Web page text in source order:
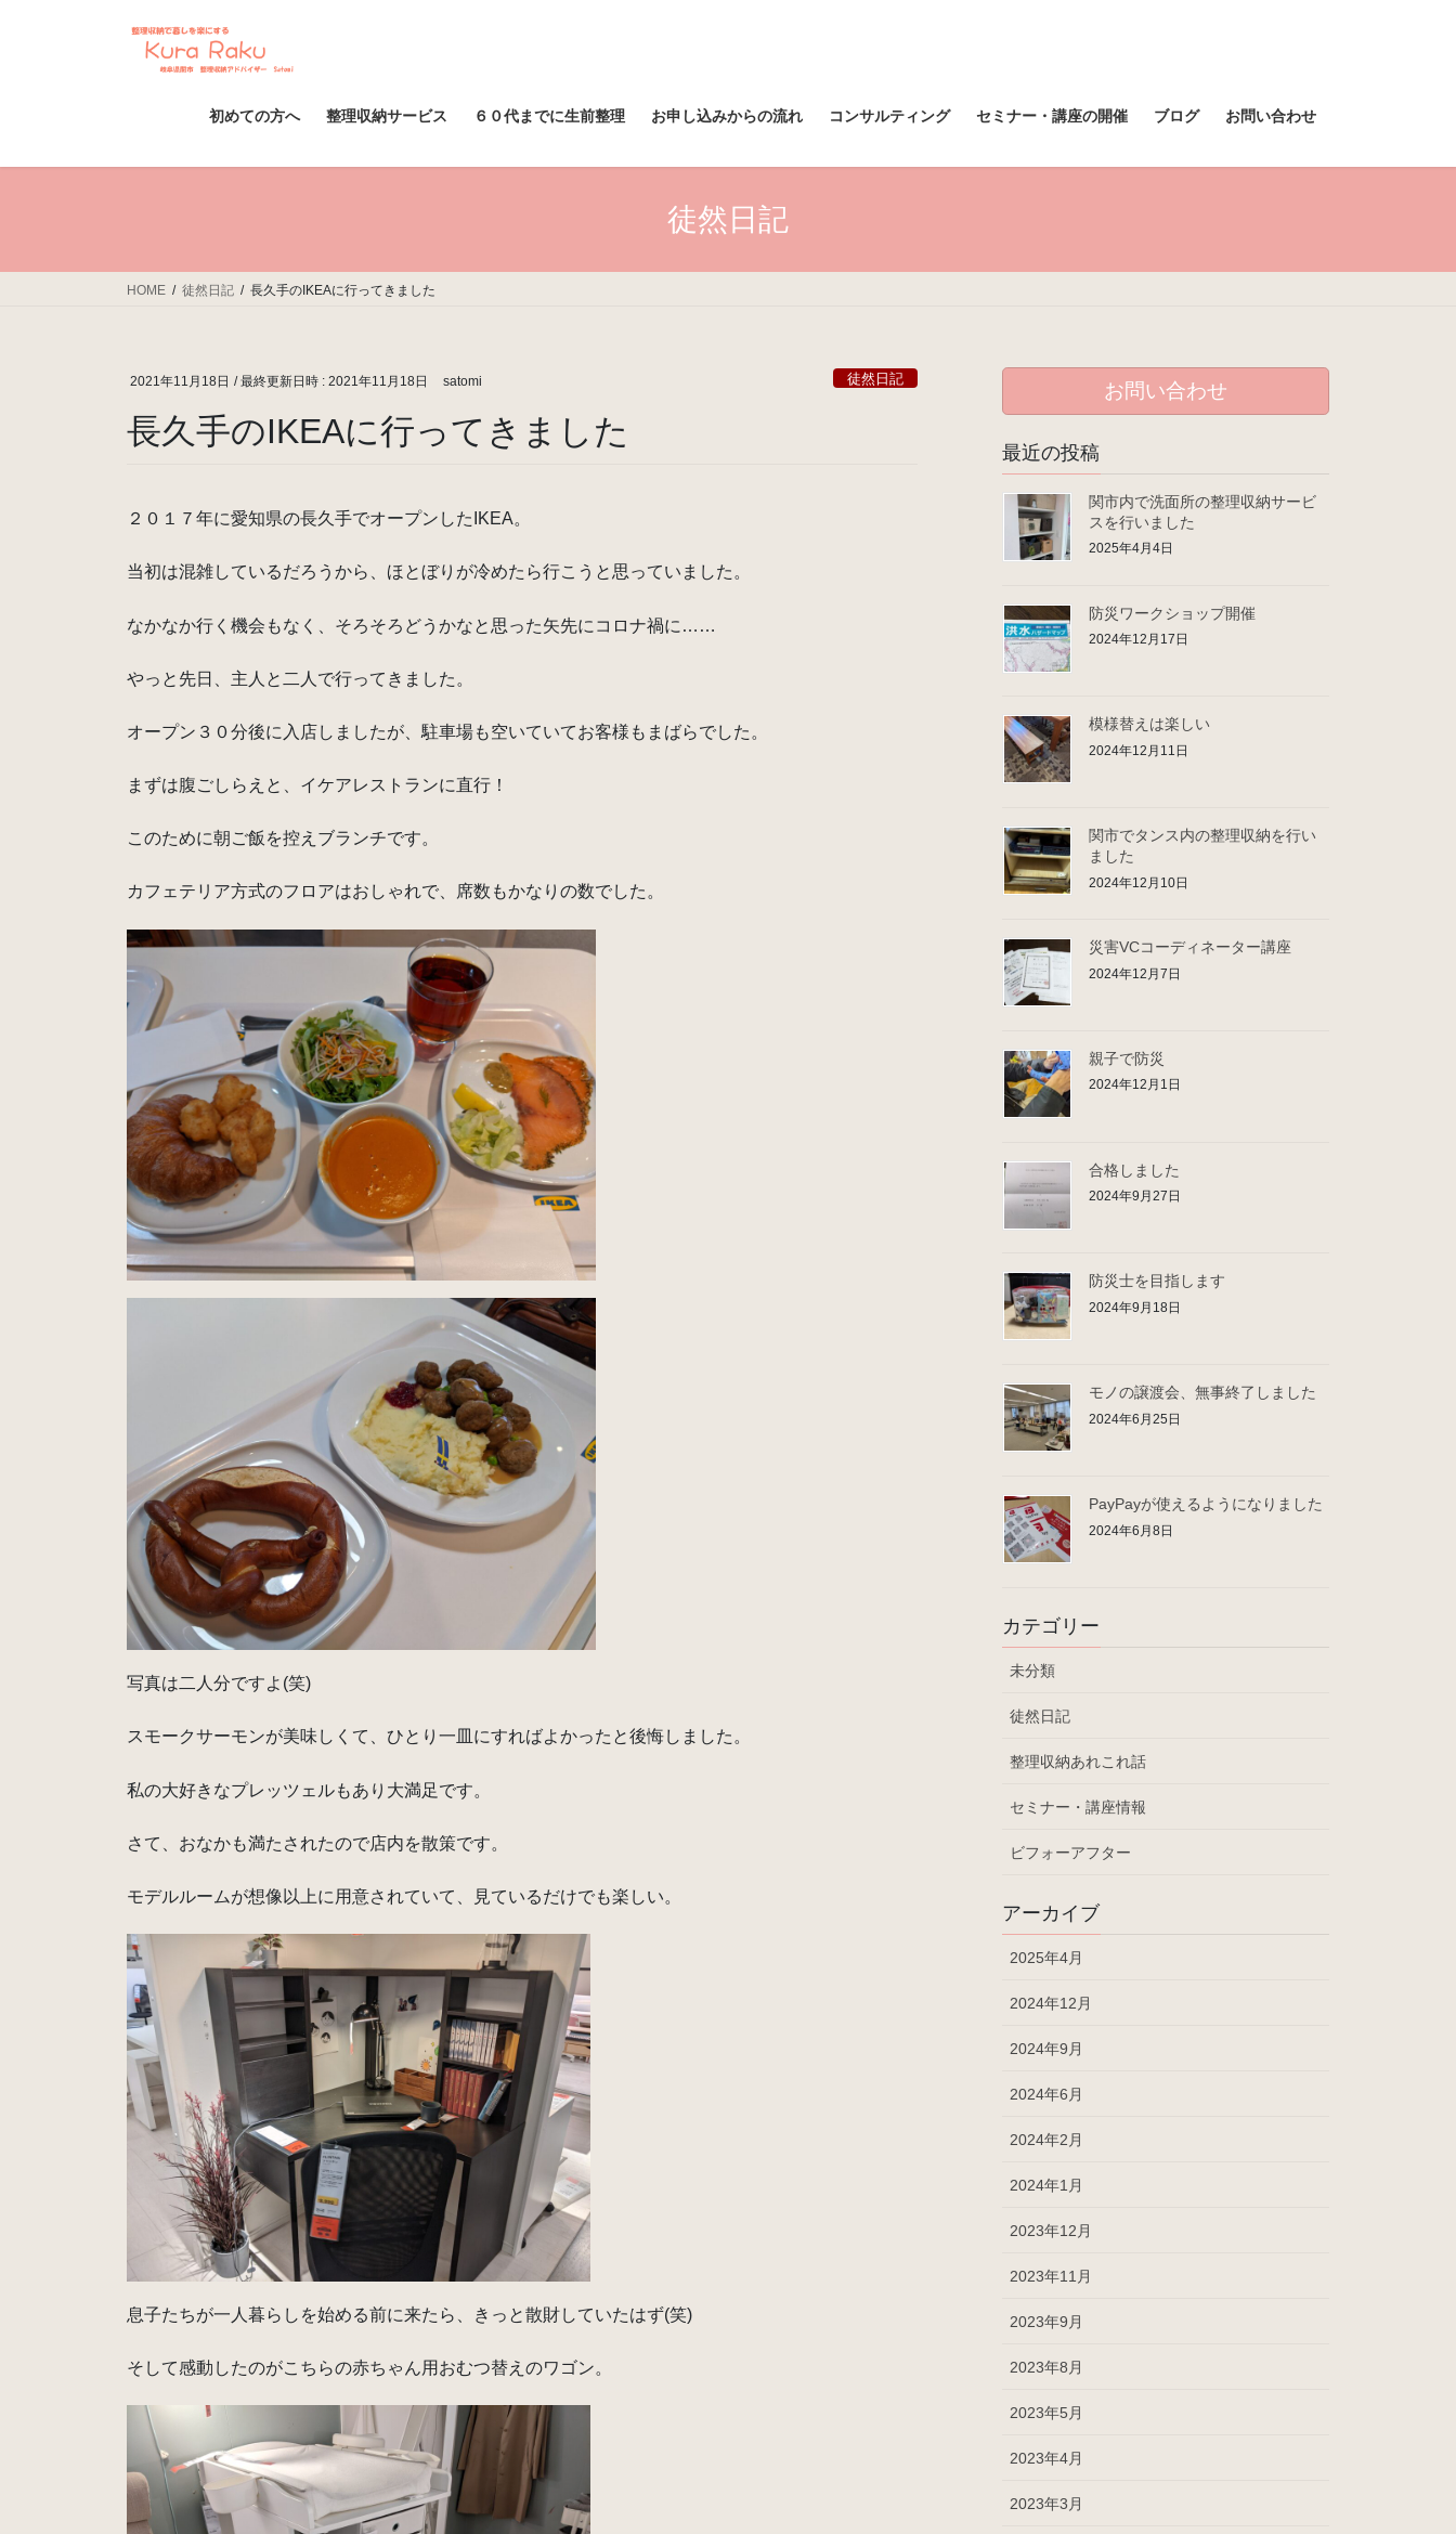
ス
ン
初めての方へ 整理収納サービス ６０代までに生前整理 お申し込みからの流れ コンサルティング セミナー・講座の開催 ブログ お問い合わせ
徒然日記
HOME 徒然日記 長久手のIKEAに行ってきました
2021年11月18日 / 最終更新日時 : 2021年11月18日 satomi 徒然日記
長久手のIKEAに行ってきました
２０１７年に愛知県の長久手でオープンしたIKEA。
当初は混雑しているだろうから、ほとぼりが冷めたら行こうと思っていました。
なかなか行く機会もなく、そろそろどうかなと思った矢先にコロナ禍に……
やっと先日、主人と二人で行ってきました。
オープン３０分後に入店しましたが、駐車場も空いていてお客様もまばらでした。
まずは腹ごしらえと、イケアレストランに直行！
このために朝ご飯を控えブランチです。
カフェテリア方式のフロアはおしゃれで、席数もかなりの数でした。
写真は二人分ですよ(笑)
スモークサーモンが美味しくて、ひとり一皿にすればよかったと後悔しました。
私の大好きなプレッツェルもあり大満足です。
さて、おなかも満たされたので店内を散策です。
モデルルームが想像以上に用意されていて、見ているだけでも楽しい。
息子たちが一人暮らしを始める前に来たら、きっと散財していたはず(笑)
そして感動したのがこちらの赤ちゃん用おむつ替えのワゴン。
お問い合わせ
最近の投稿
関市内で洗面所の整理収納サービ
スを行いました
2025年4月4日
防災ワークショップ開催
2024年12月17日
模様替えは楽しい
2024年12月11日
関市でタンス内の整理収納を行い
ました
2024年12月10日
災害VCコーディネーター講座
2024年12月7日
親子で防災
2024年12月1日
合格しました
2024年9月27日
防災士を目指します
2024年9月18日
モノの譲渡会、無事終了しました
2024年6月25日
PayPayが使えるようになりました
2024年6月8日
カテゴリー
未分類
徒然日記
整理収納あれこれ話
セミナー・講座情報
ビフォーアフター
アーカイブ
2025年4月
2024年12月
2024年9月
2024年6月
2024年2月
2024年1月
2023年12月
2023年11月
2023年9月
2023年8月
2023年5月
2023年4月
2023年3月